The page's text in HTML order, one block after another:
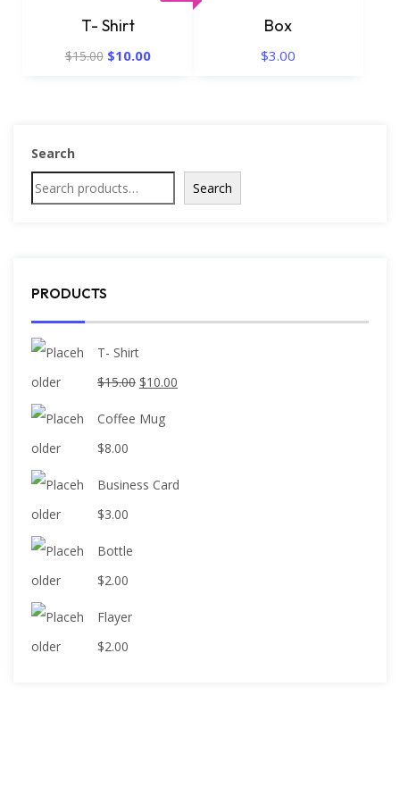
T- Shirt
$15.00 $10.00
Box
$3.00
Search
Search
PRODUCTS
T- Shirt
$15.00 $10.00
Coffee Mug
$8.00
Business Card
$3.00
Bottle
$2.00
Flayer
$2.00